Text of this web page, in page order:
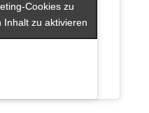
Cookies zu
Inhalt zu aktivieren
Cookies zu
Inhalt zu aktivieren